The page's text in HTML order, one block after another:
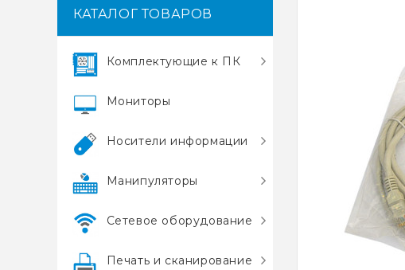
КАТАЛОГ ТОВАРОВ
Комплектующие к ПК
Мониторы
Носители информации
Манипуляторы
Сетевое оборудование
Печать и сканирование